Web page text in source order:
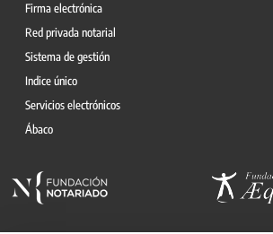
Firma electrónica
Red privada notarial
Sistema de gestión
Indice único
Servicios electrónicos
Ábaco